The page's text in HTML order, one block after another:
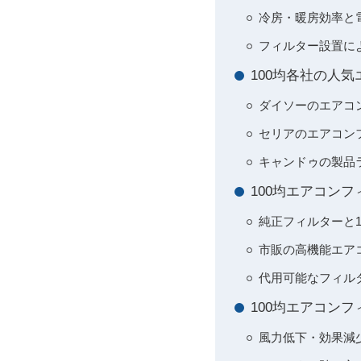
冷房・暖房効率と
フィルター設置に
100均各社の人気
ダイソーのエアコ
セリアのエアコン
キャンドゥの製品
100均エアコンフ
純正フィルターと
市販の高機能エア
代用可能なフィル
100均エアコンフ
風力低下・効果減